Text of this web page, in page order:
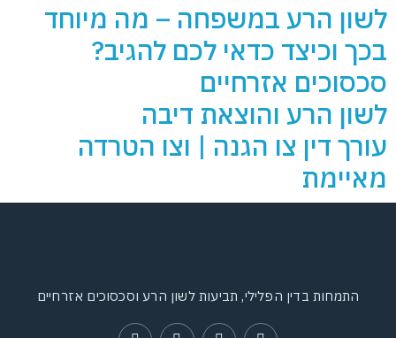
הרע במשפחה – מה מיוחד
וכיצד כדאי לכם להגיב?
אזרחיים
הרע והוצאת דיבה
דין צו הגנה | וצו הטרדה
התמחות בדין הפלילי, תביעות לשון הרע וסכסוכים אזרחיים